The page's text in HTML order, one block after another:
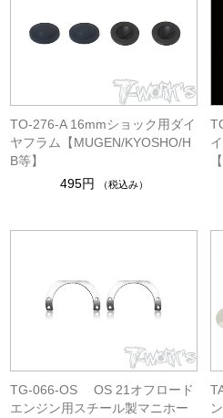
TO-276-A 16mmショック用ダイ
ヤフラム【MUGEN/KYOSHO/H
B等】
495円
（税込み）
TG-066-OS OS 21オフロード
エンジン用スチール製マニホー